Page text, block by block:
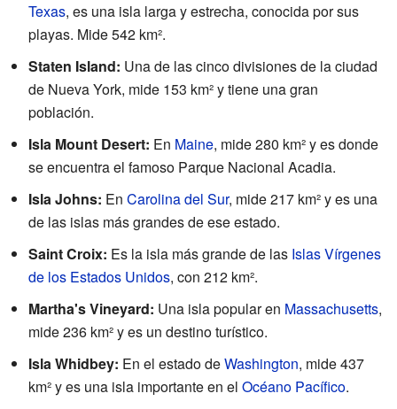
Texas, es una isla larga y estrecha, conocida por sus
playas. Mide 542 km².
Staten Island: Una de las cinco divisiones de la ciudad
de Nueva York, mide 153 km² y tiene una gran
población.
Isla Mount Desert: En Maine, mide 280 km² y es donde
se encuentra el famoso Parque Nacional Acadia.
Isla Johns: En Carolina del Sur, mide 217 km² y es una
de las islas más grandes de ese estado.
Saint Croix: Es la isla más grande de las Islas Vírgenes
de los Estados Unidos, con 212 km².
Martha's Vineyard: Una isla popular en Massachusetts,
mide 236 km² y es un destino turístico.
Isla Whidbey: En el estado deWashington, mide 437
km² y es una isla importante en el Océano Pacífico.